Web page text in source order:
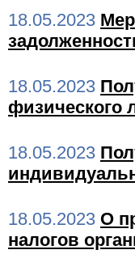
18.05.2023
18.05.2023
физического
18.05.2023
18.05.2023 О
налогов